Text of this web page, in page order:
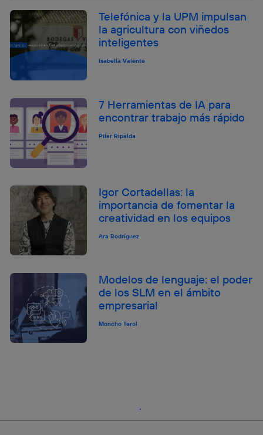
Telefónica y la UPM impulsan
la agricultura con viñedos
inteligentes
Isabella Valente
7 Herramientas de IA para
encontrar trabajo más rápido
Pilar Ripalda
Igor Cortadellas: la
importancia de fomentar la
creatividad en los equipos
Ara Rodríguez
Modelos de lenguaje: el poder
de los SLM en el ámbito
empresarial
Moncho Terol